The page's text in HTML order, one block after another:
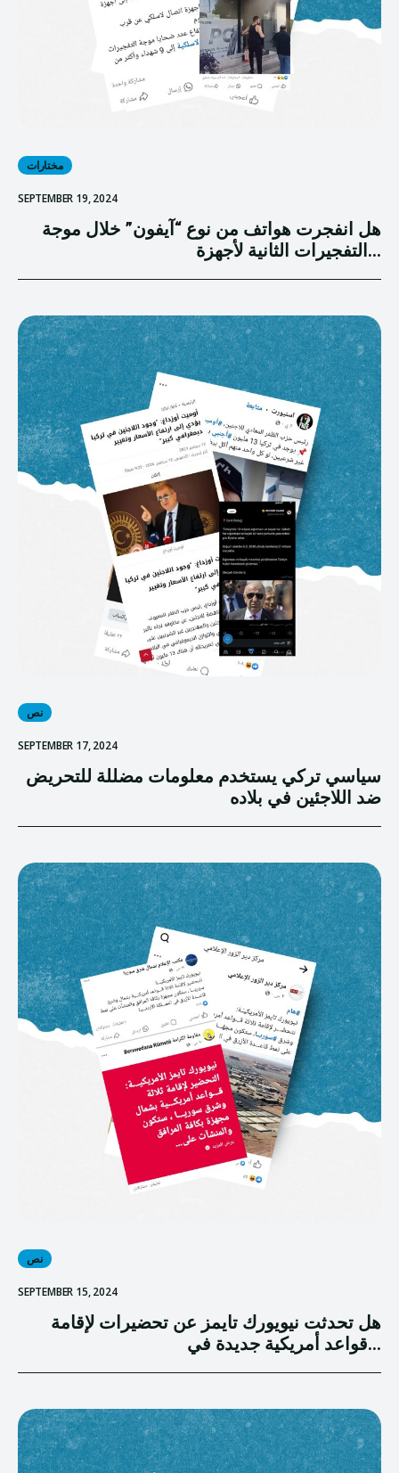
مختارات
SEPTEMBER 19, 2024
هل انفجرت هواتف من نوع “آيفون” خلال موجة
التفجيرات الثانية لأجهزة...
نص
SEPTEMBER 17, 2024
سياسي تركي يستخدم معلومات مضللة للتحريض
ضد اللاجئين في بلاده
نص
SEPTEMBER 15, 2024
هل تحدثت نيويورك تايمز عن تحضيرات لإقامة
قواعد أمريكية جديدة في...